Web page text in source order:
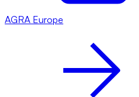
AGRA Europe